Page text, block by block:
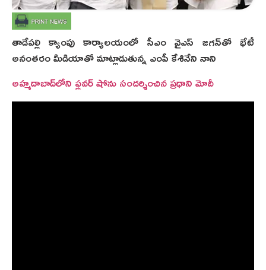
తాడేపల్లి క్యాంపు కార్యాలయంలో సీఎం వైఎస్‌ జగన్‌తో భేటీ
అనంతరం మీడియాతో మాట్లాడుతున్న ఎంపీ కేశినేని నాని
అహ్మదాబాద్‌లోని ఫ్లవర్ షోను సందర్శించిన ప్రధాని మోదీ